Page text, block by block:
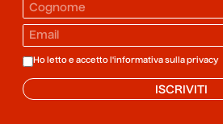
Ho letto e accetto l'informativa sulla privacy
ISCRIVITI